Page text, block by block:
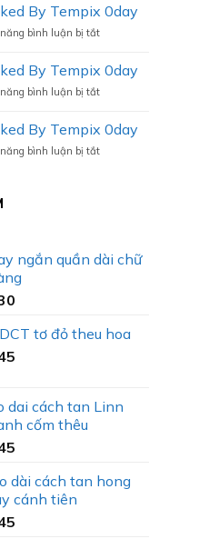
Tempix
0day
By Tempix 0day
năng bình luận bị tắtở
Tempix
0day
By Tempix 0day
năng bình luận bị tắtở
Tempix
0day
By Tempix 0day
năng bình luận bị tắtở
ngắn quần dài chữ
tơ đỏ theu hoa
dai cách tan Linn
cốm thêu
dài cách tan hong
cánh tiên